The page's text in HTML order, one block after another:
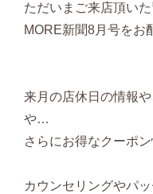
ただいまご来店頂いた
MORE新聞8月号をお
来月の店休日の情報
や…
さらにお得なクーポ
カウンセリングやパ